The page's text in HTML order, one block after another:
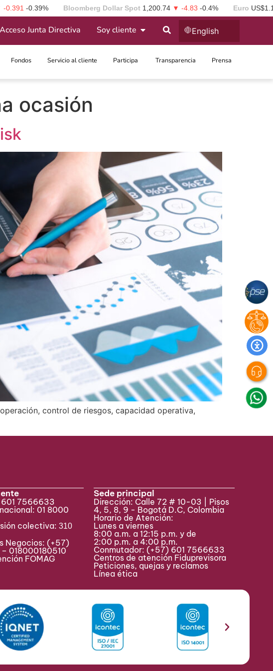
-0.391 -0.39% Bloomberg Dollar Spot 1,200.74 ▼ -4.83 -0.4% Euro
Acceso Junta Directiva Soy cliente English
Fondos Servicio al cliente Participa ​ Transparencia Prensa
ocasión
control de riesgos, capacidad operativa,
7566633
01 8000
colectiva: 310
Negocios: (+57)
018000180510
FOMAG
Sede principal
Dirección: Calle 72 # 10-03 | Pisos
4, 5, 8, 9 - Bogotá D.C, Colombia
Horario de Atención:
Lunes a viernes
8:00 a.m. a 12:15 p.m. y de
2:00 p.m. a 4:00 p.m.
Conmutador: (+57) 601 7566633
Centros de atención Fiduprevisora
Peticiones, quejas y reclamos
Línea ética